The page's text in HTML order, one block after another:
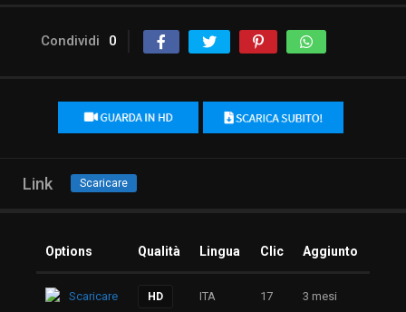
Condividi 0
Link Scaricare
Options Qualità Lingua Clic Aggiunto
Scaricare HD ITA 17 3 mesi